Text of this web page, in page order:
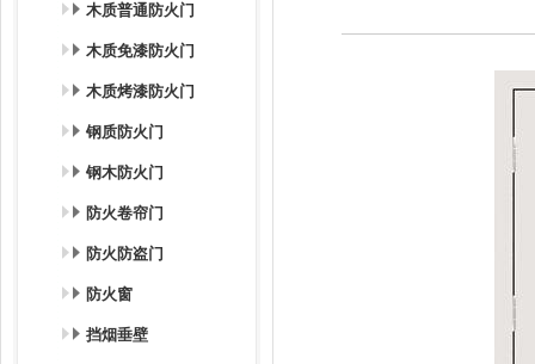
木质普通防火门
木质免漆防火门
木质烤漆防火门
钢质防火门
钢木防火门
防火卷帘门
防火防盗门
防火窗
挡烟垂壁